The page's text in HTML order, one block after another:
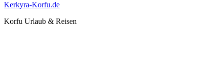
Kerkyra-Korfu.de
Korfu Urlaub & Reisen